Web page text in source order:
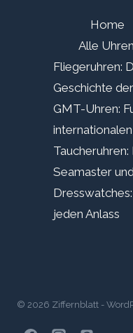
Home
Alle
Fliegeruhren:
Geschichte
GMT-Uhren:
Seamaster
jeden Anlass
© 2026 Ziffernblatt -